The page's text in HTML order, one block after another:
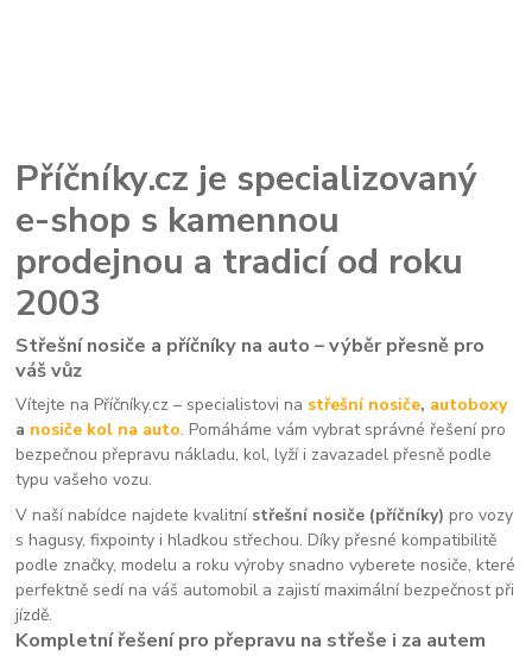
Příčníky.cz je specializovaný
e-shop s kamennou
prodejnou a tradicí od roku
2003
Střešní nosiče a příčníky na auto – výběr přesně pro
váš vůz
Vítejte na Příčníky.cz – specialistovi na střešní nosiče, autoboxy
a nosiče kol na auto. Pomáháme vám vybrat správné řešení pro
bezpečnou přepravu nákladu, kol, lyží i zavazadel přesně podle
typu vašeho vozu.
V naší nabídce najdete kvalitní střešní nosiče (příčníky) pro vozy
s hagusy, fixpointy i hladkou střechou. Díky přesné kompatibilitě
podle značky, modelu a roku výroby snadno vyberete nosiče, které
perfektně sedí na váš automobil a zajistí maximální bezpečnost při
jízdě.
Kompletní řešení pro přepravu na střeše i za autem